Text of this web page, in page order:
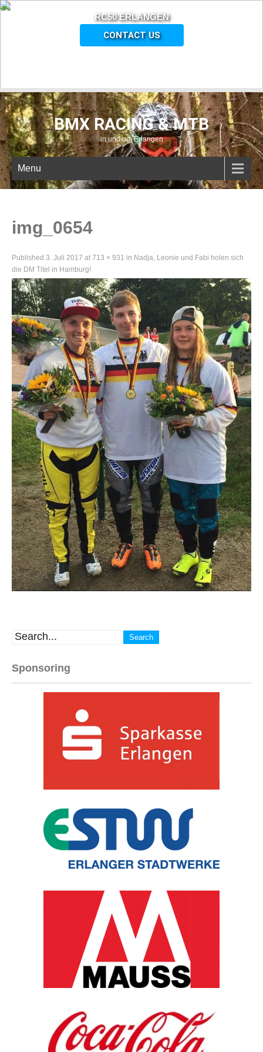
RC50 ERLANGEN
CONTACT US
BMX RACING & MTB
in und um Erlangen
Menu
img_0654
Published 3. Juli 2017 at 713 × 931 in Nadja, Leonie und Fabi holen sich
die DM Titel in Hamburg!
Sponsoring